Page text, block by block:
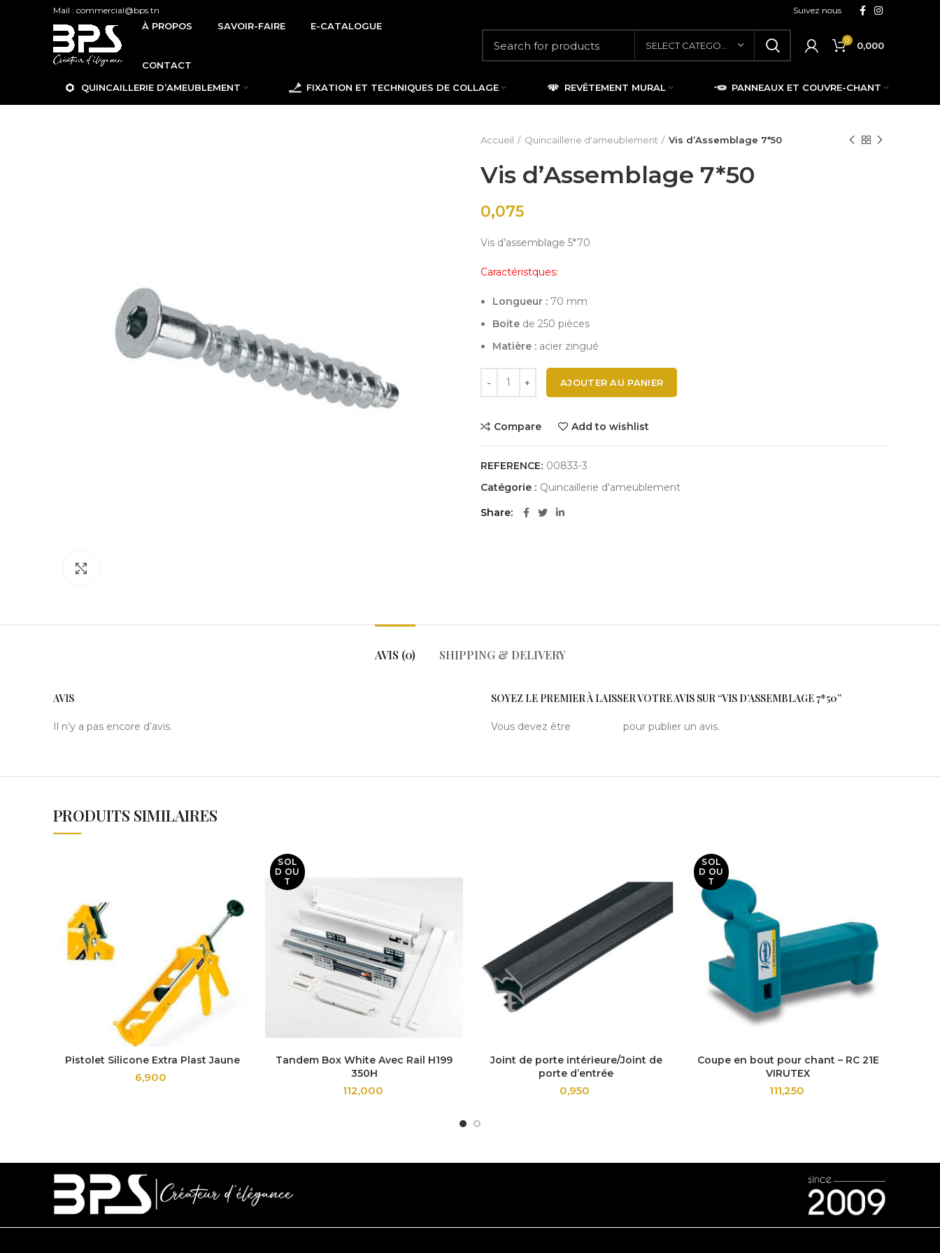
Mail : commercial@bps.tn Suivez nous
À PROPOS SAVOIR-FAIRE E-CATALOGUE
CONTACT
0 0,000
QUINCAILLERIE D’AMEUBLEMENT FIXATION ET TECHNIQUES DE COLLAGE REVÊTEMENT MURAL PANNEAUX ET COUVRE-CHANT
Accueil Quincaillerie d'ameublement Vis d’Assemblage 7*50
Vis d’Assemblage 7*50
0,075
Vis d’assemblage 5*70
Caractéristques:
Longueur : 70 mm
Boite de 250 pièces
Matière : acier zingué
AJOUTER AU PANIER
Compare Add to wishlist
REFERENCE: 00833-3
Catégorie : Quincaillerie d'ameublement
Share
AVIS (0) SHIPPING & DELIVERY
AVIS
Il n’y a pas encore d’avis.
SOYEZ LE PREMIER À LAISSER VOTRE AVIS SUR “VIS D’ASSEMBLAGE 7*50”
Vous devez être pour publier un avis.
PRODUITS SIMILAIRES
Pistolet Silicone Extra Plast Jaune
6,900
SOL
D OU
T
Tandem Box White Avec Rail H199
350H
112,000
Joint de porte intérieure/Joint de
porte d’entrée
0,950
SOL
D OU
T
Coupe en bout pour chant – RC 21E
VIRUTEX
111,250